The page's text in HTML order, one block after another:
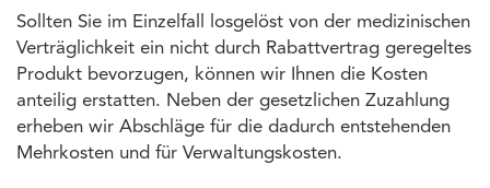
Sollten Sie im Einzelfall losgelöst von der medizinischen
Verträglichkeit ein nicht durch Rabattvertrag geregeltes
Produkt bevorzugen, können wir Ihnen die Kosten
anteilig erstatten. Neben der gesetzlichen Zuzahlung
erheben wir Abschläge für die dadurch entstehenden
Mehrkosten und für Verwaltungskosten.